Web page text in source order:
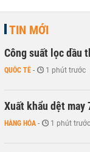
TIN MỚI
Công suất lọc dầu
QUỐC TẾ - 1 phút trước
Xuất khẩu dệt
HÀNG HÓA - 1 phút trước